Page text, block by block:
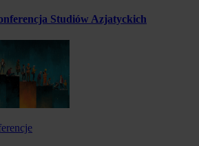
Studiów Azjatyckich